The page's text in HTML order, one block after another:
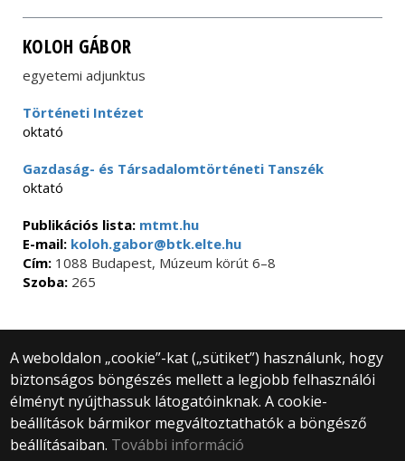
KOLOH GÁBOR
egyetemi adjunktus
Történeti Intézet
oktató
Gazdaság- és Társadalomtörténeti Tanszék
oktató
Publikációs lista: mtmt.hu
E-mail: koloh.gabor@btk.elte.hu
Cím: 1088 Budapest, Múzeum körút 6–8
Szoba: 265
A weboldalon „cookie”-kat („sütiket”) használunk, hogy
biztonságos böngészés mellett a legjobb felhasználói
élményt nyújthassuk látogatóinknak. A cookie-
beállítások bármikor megváltoztathatók a böngésző
beállításaiban. További információ
© 2025 Eötvös Loránd Tudományegyetem
Minden jog fenntartva.
1053 Budapest, Egyetem tér 1–3.
Központi telefonszám: +36 1 411 6500